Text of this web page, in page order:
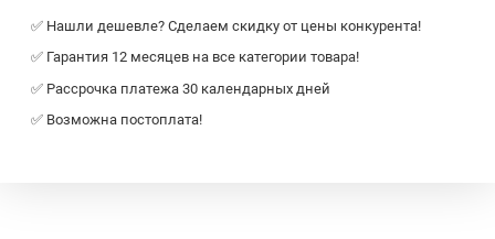
✅ Нашли дешевле? Сделаем скидку от цены конкурента!
✅ Гарантия 12 месяцев на все категории товара!
✅ Рассрочка платежа 30 календарных дней
✅ Возможна постоплата!